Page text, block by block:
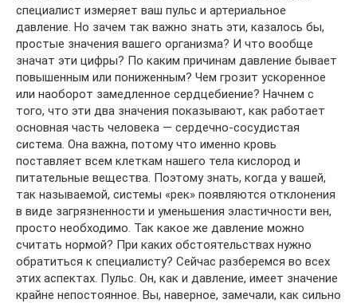
специалист измеряет ваш пульс и артериальное
давление. Но зачем так важно знать эти, казалось бы,
простые значения вашего организма? И что вообще
значат эти цифры? По каким причинам давление бывает
повышенным или пониженным? Чем грозит ускоренное
или наоборот замедленное сердцебиение? Начнем с
того, что эти два значения показывают, как работает
основная часть человека — сердечно-сосудистая
система. Она важна, потому что именно кровь
поставляет всем клеткам нашего тела кислород и
питательные вещества. Поэтому знать, когда у вашей,
так называемой, системы «рек» появляются отклонения
в виде загрязненности и уменьшения эластичности вен,
просто необходимо. Так какое же давление можно
считать нормой? При каких обстоятельствах нужно
обратиться к специалисту? Сейчас разберемся во всех
этих аспектах. Пульс. Он, как и давление, имеет значение
крайне непостоянное. Вы, наверное, замечали, как сильно